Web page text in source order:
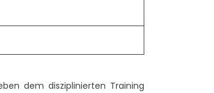
dem disziplinierten Training